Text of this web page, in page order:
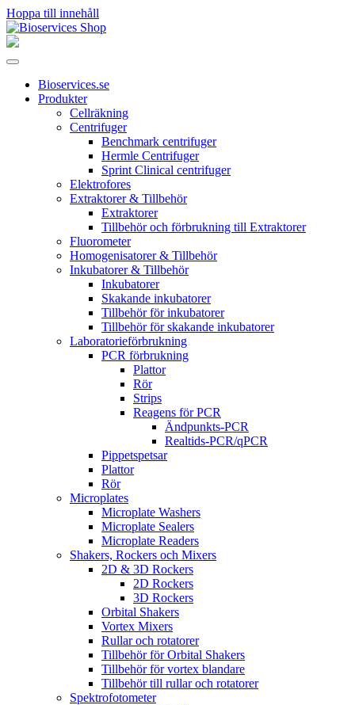
Hoppa till innehåll
Huvudnavigering
Bioservices.se
Produkter
Cellräkning
Centrifuger
Benchmark centrifuger
Hermle Centrifuger
Sprint Clinical centrifuger
Elektrofores
Extraktorer & Tillbehör
Extraktorer
Tillbehör och förbrukning till Extraktorer
Fluorometer
Homogenisatorer & Tillbehör
Inkubatorer & Tillbehör
Inkubatorer
Skakande inkubatorer
Tillbehör för inkubatorer
Tillbehör för skakande inkubatorer
Laboratorieförbrukning
PCR förbrukning
Plattor
Rör
Strips
Reagens för PCR
Ändpunkts-PCR
Realtids-PCR/qPCR
Pippetspetsar
Plattor
Rör
Microplates
Microplate Washers
Microplate Sealers
Microplate Readers
Shakers, Rockers och Mixers
2D & 3D Rockers
2D Rockers
3D Rockers
Orbital Shakers
Vortex Mixers
Rullar och rotatorer
Tillbehör för Orbital Shakers
Tillbehör för vortex blandare
Tillbehör till rullar och rotatorer
Spektrofotometer